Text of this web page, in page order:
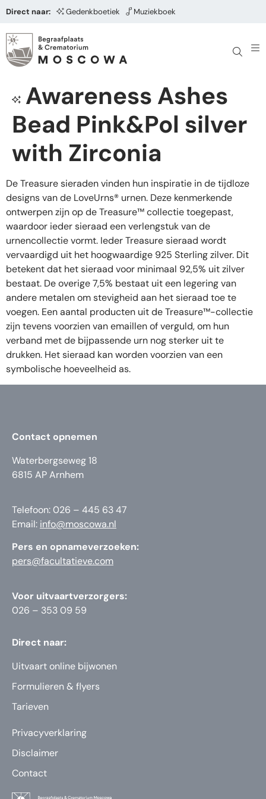
Direct naar: Gedenkboetiek Muziekboek
Awareness Ashes
Bead Pink&Pol silver
with Zirconia
De Treasure sieraden vinden hun inspiratie in de tijdloze
designs van de LoveUrns® urnen. Deze kenmerkende
ontwerpen zijn op de Treasure™ collectie toegepast,
waardoor ieder sieraad een verlengstuk van de
urnencollectie vormt. Ieder Treasure sieraad wordt
vervaardigd uit het hoogwaardige 925 Sterling zilver. Dit
betekent dat het sieraad voor minimaal 92,5% uit zilver
bestaat. De overige 7,5% bestaat uit een legering van
andere metalen om stevigheid aan het sieraad toe te
voegen. Een aantal producten uit de Treasure™-collectie
zijn tevens voorzien van emaillen of verguld, om hun
verband met de bijpassende urn nog sterker uit te
drukken. Het sieraad kan worden voorzien van een
symbolische hoeveelheid as.
Contact opnemen
Waterbergseweg 18
6815 AP Arnhem
Telefoon: 026 – 445 63 47
Email: info@moscowa.nl
Pers en opnameverzoeken:
pers@facultatieve.com
Voor uitvaartverzorgers:
026 – 353 09 59
Direct naar:
Uitvaart online bijwonen
Formulieren & flyers
Tarieven
Privacyverklaring
Disclaimer
Contact